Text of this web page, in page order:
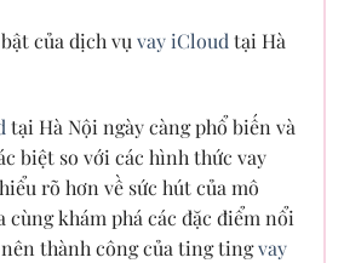
của dịch vụ vay iCloud tại Hà
tại Hà Nội ngày càng phổ biến và
biệt so với các hình thức vay
rõ hơn về sức hút của mô
cùng khám phá các đặc điểm nổi
thành công của ting tingvay